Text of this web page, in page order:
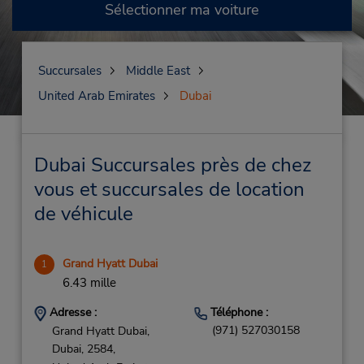
Sélectionner ma voiture
Succursales
Middle East
United Arab Emirates
Dubai
Dubai Succursales près de chez
vous et succursales de location
de véhicule
1 Grand Hyatt Dubai
6.43 mille
Adresse :
Grand Hyatt Dubai,
Dubai, 2584,
Téléphone :
(971) 527030158